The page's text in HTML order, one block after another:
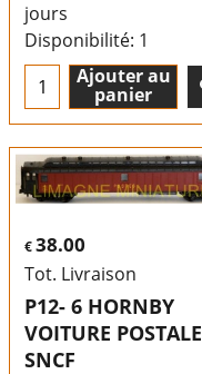
jours
Disponibilité: 1
Ajouter au
panier
€38.00
Tot. Livraison
P12- 6 HORNBY
VOITURE POSTALE
SNCF